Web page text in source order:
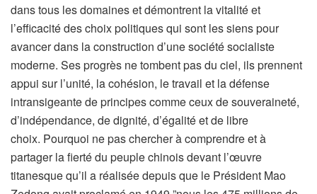
dans tous les domaines et démontrent la vitalité et
l’efficacité des choix politiques qui sont les siens pour
avancer dans la construction d’une société socialiste
moderne. Ses progrès ne tombent pas du ciel, ils prennent
appui sur l’unité, la cohésion, le travail et la défense
intransigeante de principes comme ceux de souveraineté,
d’indépendance, de dignité, d’égalité et de libre
choix. Pourquoi ne pas chercher à comprendre et à
partager la fierté du peuple chinois devant l’œuvre
titanesque qu’il a réalisée depuis que le Président Mao